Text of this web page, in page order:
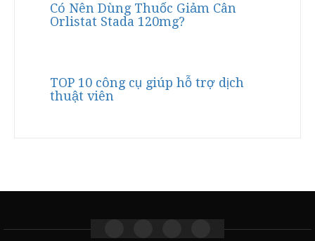
Có Nên Dùng Thuốc Giảm Cân
Orlistat Stada 120mg?
TOP 10 công cụ giúp hỗ trợ dịch
thuật viên